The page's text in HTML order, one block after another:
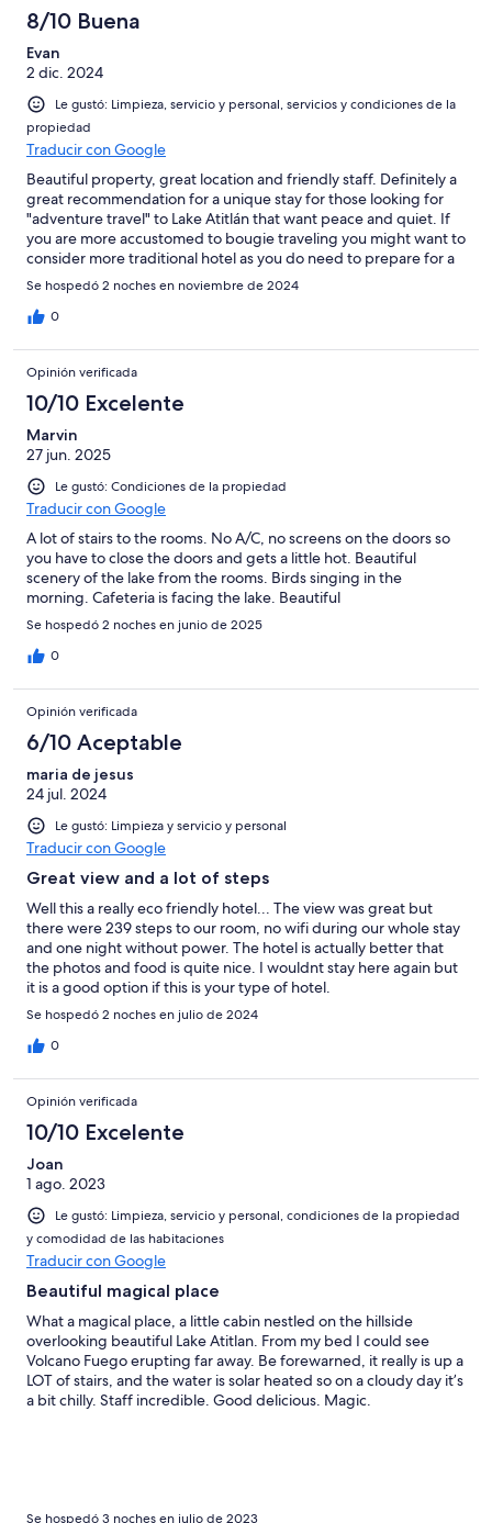
8/10 Buena
Evan
2 dic. 2024
Le gustó: Limpieza, servicio y personal, servicios y condiciones de la
propiedad
Traducir con Google
Beautiful property, great location and friendly staff. Definitely a
great recommendation for a unique stay for those looking for
"adventure travel" to Lake Atitlán that want peace and quiet. If
you are more accustomed to bougie traveling you might want to
consider more traditional hotel as you do need to prepare for a
little walking up the stairs to your room and no heat when it can
get cold in November. Very picturesque and highly
recommended.
Se hospedó 2 noches en noviembre de 2024
0
Opinión verificada
10/10 Excelente
Marvin
27 jun. 2025
Le gustó: Condiciones de la propiedad
Traducir con Google
A lot of stairs to the rooms. No A/C, no screens on the doors so
you have to close the doors and gets a little hot. Beautiful
scenery of the lake from the rooms. Birds singing in the
morning. Cafeteria is facing the lake. Beautiful
Se hospedó 2 noches en junio de 2025
0
Opinión verificada
6/10 Aceptable
maria de jesus
24 jul. 2024
Le gustó: Limpieza y servicio y personal
Traducir con Google
Great view and a lot of steps
Well this a really eco friendly hotel... The view was great but
there were 239 steps to our room, no wifi during our whole stay
and one night without power. The hotel is actually better that
the photos and food is quite nice. I wouldnt stay here again but
it is a good option if this is your type of hotel.
Se hospedó 2 noches en julio de 2024
0
Opinión verificada
10/10 Excelente
Joan
1 ago. 2023
Le gustó: Limpieza, servicio y personal, condiciones de la propiedad
y comodidad de las habitaciones
Traducir con Google
Beautiful magical place
What a magical place, a little cabin nestled on the hillside
overlooking beautiful Lake Atitlan. From my bed I could see
Volcano Fuego erupting far away. Be forewarned, it really is up a
LOT of stairs, and the water is solar heated so on a cloudy day it’s
a bit chilly. Staff incredible. Good delicious. Magic.
Se hospedó 3 noches en julio de 2023